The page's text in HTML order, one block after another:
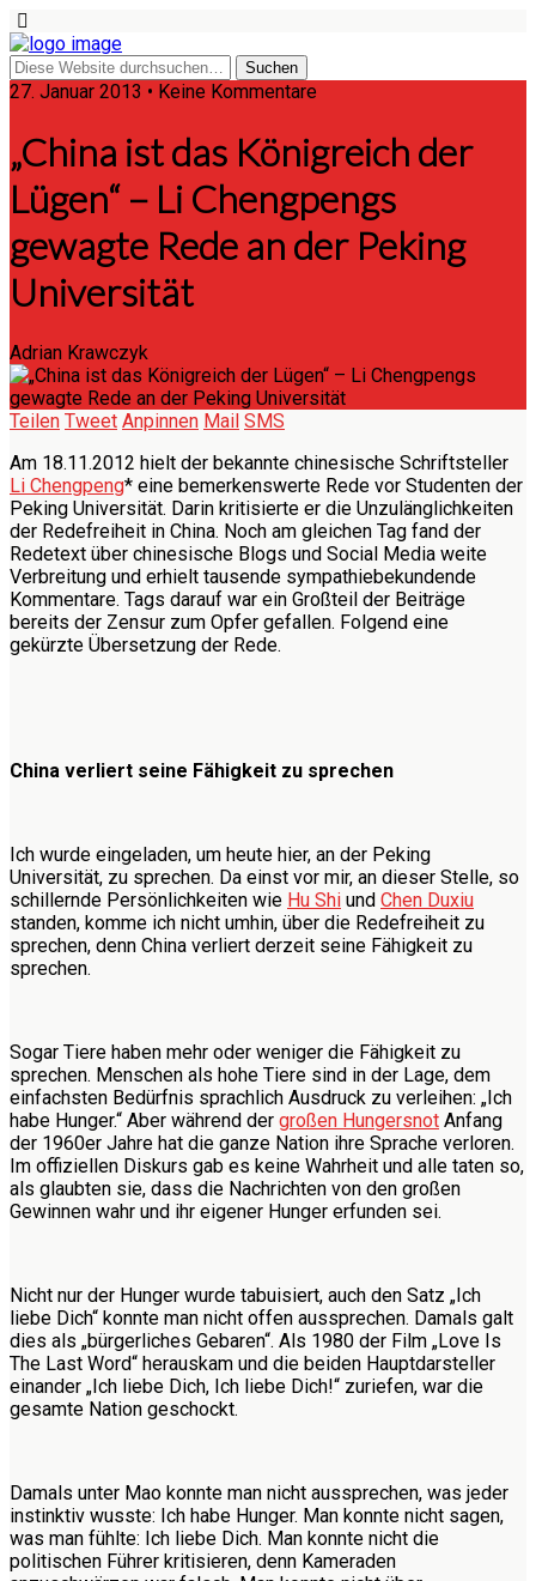
27. Januar 2013 • Keine Kommentare
„China ist das Königreich der
Lügen“ – Li Chengpengs
gewagte Rede an der Peking
Universität
Adrian Krawczyk
Teilen Tweet Anpinnen Mail SMS
Am 18.11.2012 hielt der bekannte chinesische Schriftsteller
Li Chengpeng* eine bemerkenswerte Rede vor Studenten der
Peking Universität. Darin kritisierte er die Unzulänglichkeiten
der Redefreiheit in China. Noch am gleichen Tag fand der
Redetext über chinesische Blogs und Social Media weite
Verbreitung und erhielt tausende sympathiebekundende
Kommentare. Tags darauf war ein Großteil der Beiträge
bereits der Zensur zum Opfer gefallen. Folgend eine
gekürzte Übersetzung der Rede.
China verliert seine Fähigkeit zu sprechen
Ich wurde eingeladen, um heute hier, an der Peking
Universität, zu sprechen. Da einst vor mir, an dieser Stelle, so
schillernde Persönlichkeiten wie Hu Shi und Chen Duxiu
standen, komme ich nicht umhin, über die Redefreiheit zu
sprechen, denn China verliert derzeit seine Fähigkeit zu
sprechen.
Sogar Tiere haben mehr oder weniger die Fähigkeit zu
sprechen. Menschen als hohe Tiere sind in der Lage, dem
einfachsten Bedürfnis sprachlich Ausdruck zu verleihen: „Ich
habe Hunger.“ Aber während der großen Hungersnot Anfang
der 1960er Jahre hat die ganze Nation ihre Sprache verloren.
Im offiziellen Diskurs gab es keine Wahrheit und alle taten so,
als glaubten sie, dass die Nachrichten von den großen
Gewinnen wahr und ihr eigener Hunger erfunden sei.
Nicht nur der Hunger wurde tabuisiert, auch den Satz „Ich
liebe Dich“ konnte man nicht offen aussprechen. Damals galt
dies als „bürgerliches Gebaren“. Als 1980 der Film „Love Is
The Last Word“ herauskam und die beiden Hauptdarsteller
einander „Ich liebe Dich, Ich liebe Dich!“ zuriefen, war die
gesamte Nation geschockt.
Damals unter Mao konnte man nicht aussprechen, was jeder
instinktiv wusste: Ich habe Hunger. Man konnte nicht sagen,
was man fühlte: Ich liebe Dich. Man konnte nicht die
politischen Führer kritisieren, denn Kameraden